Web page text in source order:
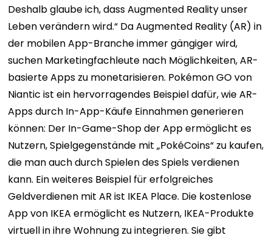
Deshalb glaube ich, dass Augmented Reality unser
Leben verändern wird.“ Da Augmented Reality (AR) in
der mobilen App-Branche immer gängiger wird,
suchen Marketingfachleute nach Möglichkeiten, AR-
basierte Apps zu monetarisieren. Pokémon GO von
Niantic ist ein hervorragendes Beispiel dafür, wie AR-
Apps durch In-App-Käufe Einnahmen generieren
können: Der In-Game-Shop der App ermöglicht es
Nutzern, Spielgegenstände mit „PokéCoins“ zu kaufen,
die man auch durch Spielen des Spiels verdienen
kann. Ein weiteres Beispiel für erfolgreiches
Geldverdienen mit AR ist IKEA Place. Die kostenlose
App von IKEA ermöglicht es Nutzern, IKEA-Produkte
virtuell in ihre Wohnung zu integrieren. Sie gibt